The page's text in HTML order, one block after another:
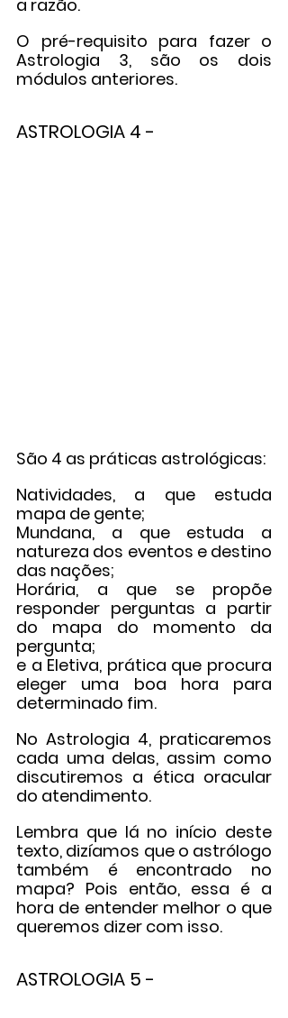
a razão.
O pré-requisito para fazer o
Astrologia 3, são os dois
módulos anteriores.
ASTROLOGIA 4 -
São 4 as práticas astrológicas:
Natividades, a que estuda
mapa de gente;
Mundana, a que estuda a
natureza dos eventos e destino
das nações;
Horária, a que se propõe
responder perguntas a partir
do mapa do momento da
pergunta;
e a Eletiva, prática que procura
eleger uma boa hora para
determinado fim.
No Astrologia 4, praticaremos
cada uma delas, assim como
discutiremos a ética oracular
do atendimento.
Lembra que lá no início deste
texto, dizíamos que o astrólogo
também é encontrado no
mapa? Pois então, essa é a
hora de entender melhor o que
queremos dizer com isso.
ASTROLOGIA 5 -